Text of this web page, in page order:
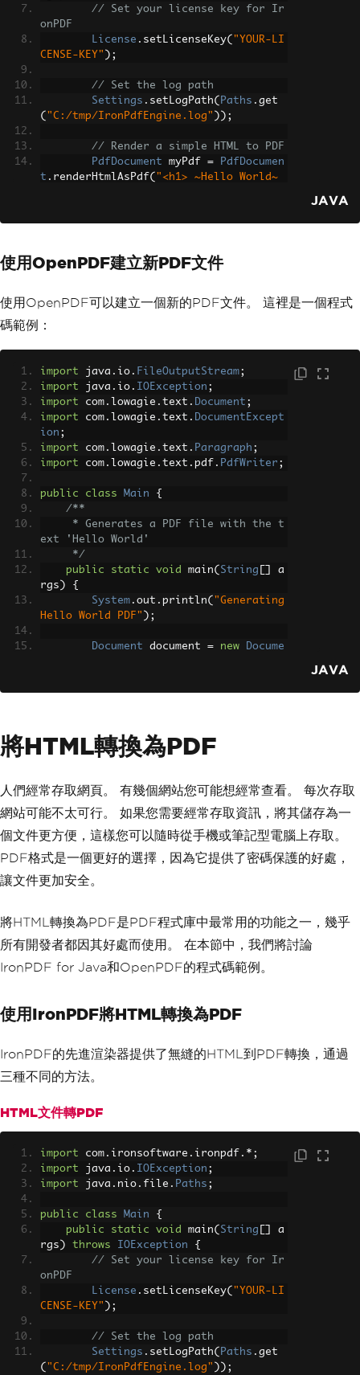
// Set your license key for Ir
onPDF
License . setLicenseKey( "YOUR-LI
CENSE-KEY" );
// Set the log path
Settings . setLogPath( Paths . get
( "C:/tmp/IronPdfEngine.log" ));
// Render a simple HTML to PDF
PdfDocument myPdf =
PdfDocumen
t . renderHtmlAsPdf( "<h1> ~Hello World~
// Save the rendered PDF
));
}
JAVA
使用OpenPDF建立新PDF文件
使用OpenPDF可以建立一個新的PDF文件。 這裡是一個程式
碼範例：
import java . io . FileOutputStream;
import java . io . IOException ;
import com . lowagie . text . Document ;
import com . lowagie . text . DocumentExcept
ion ;
import com . lowagie . text . Paragraph ;
import com . lowagie . text . pdf . PdfWriter ;
public class Main
{
/**
ext 'Hello World'
     */
public
static void main( String
a
rgs )
{
System . out . println( "Generating
Hello World PDF" );
Document document = new
Docume
try (FileOutputStream fileOutp
PdfWriter.getInstance
ment , fileOutputStream );
// Open document for writi
ng content
            document
.open();
// Add content to the PDF
            document
.add(new
Paragraph
("Hello World"
OException e)
{
System .err println
"Error
creating PDF: "
+ e.getMessage
());
}
finally
{
            document
.close();
}
JAVA
將HTML轉換為PDF
人們經常存取網頁。 有幾個網站您可能想經常查看。 每次存取
網站可能不太可行。 如果您需要經常存取資訊，將其儲存為一
個文件更方便，這樣您可以隨時從手機或筆記型電腦上存取。
PDF格式是一個更好的選擇，因為它提供了密碼保護的好處，
讓文件更加安全。
將HTML轉換為PDF是PDF程式庫中最常用的功能之一，幾乎
所有開發者都因其好處而使用。 在本節中，我們將討論
IronPDF for Java和OpenPDF的程式碼範例。
使用IronPDF將HTML轉換為PDF
IronPDF的先進渲染器提供了無縫的HTML到PDF轉換，通過
三種不同的方法。
HTML文件轉PDF
import com . ironsoftware . ironpdf .*;
import java . io . IOException ;
import java . nio . file . Paths ;
public class Main
{
public
static void main( String
a
rgs ) throws IOException
{
// Set your license key for Ir
onPDF
License . setLicenseKey( "YOUR-LI
CENSE-KEY" );
// Set the log path
Settings . setLogPath( Paths . get
( "C:/tmp/IronPdfEngine.log" ));